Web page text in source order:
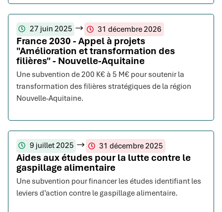
27 juin 2025 31 décembre 2026
France 2030 - Appel à projets
"Amélioration et transformation des
filières" - Nouvelle-Aquitaine
Une subvention de 200 K€ à 5 M€ pour soutenir la
transformation des filières stratégiques de la région
Nouvelle-Aquitaine.
9 juillet 2025 31 décembre 2025
Aides aux études pour la lutte contre le
gaspillage alimentaire
Une subvention pour financer les études identifiant les
leviers d’action contre le gaspillage alimentaire.